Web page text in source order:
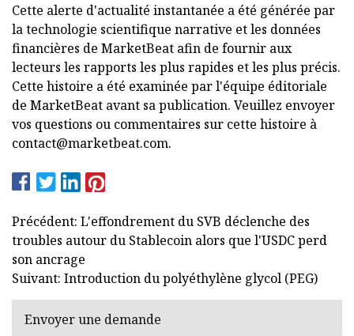
Cette alerte d'actualité instantanée a été générée par
la technologie scientifique narrative et les données
financières de MarketBeat afin de fournir aux
lecteurs les rapports les plus rapides et les plus précis.
Cette histoire a été examinée par l'équipe éditoriale
de MarketBeat avant sa publication. Veuillez envoyer
vos questions ou commentaires sur cette histoire à
contact@marketbeat.com.
Précédent: L'effondrement du SVB déclenche des
troubles autour du Stablecoin alors que l'USDC perd
son ancrage
Suivant: Introduction du polyéthylène glycol (PEG)
Envoyer une demande